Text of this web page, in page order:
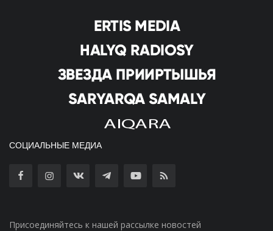
СОЦИАЛЬНЫЕ МЕДИА
Присоединяйтесь к нашей рассылке новостей